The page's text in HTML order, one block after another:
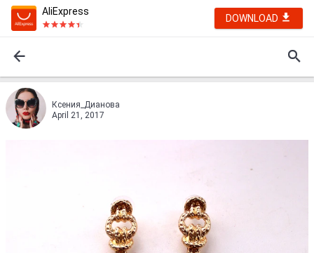
AliExpress
DOWNLOAD
Ксения_Дианова
April 21, 2017